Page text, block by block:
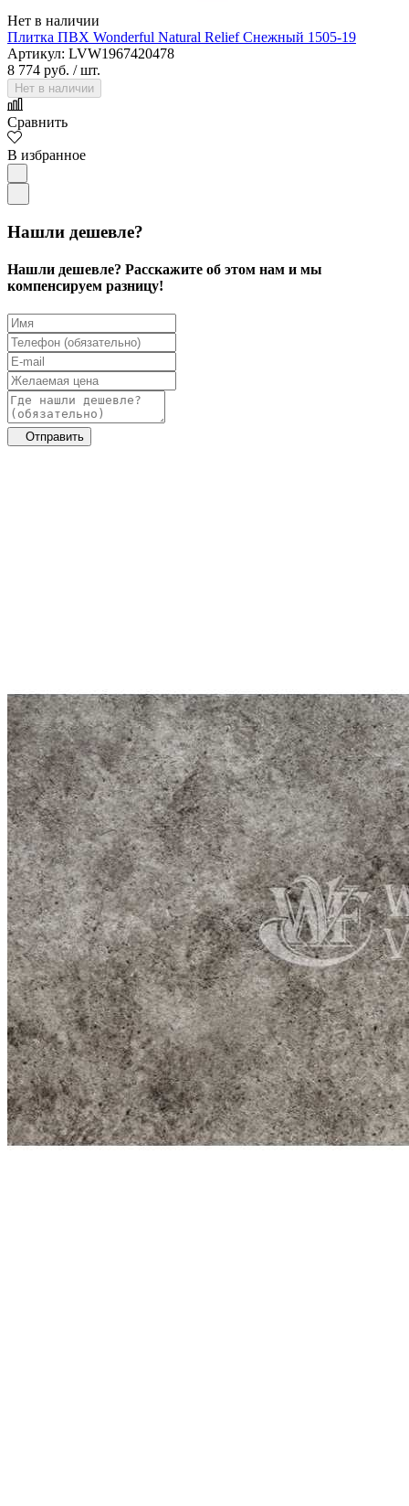
Нет в наличии
Плитка ПВХ Wonderful Natural Relief Снежный 1505-19
Артикул: LVW1967420478
8 774 руб. / шт.
Нет в наличии
Сравнить
В избранное
Нашли дешевле?
Нашли дешевле? Расскажите об этом нам и мы
компенсируем разницу!
Отправить